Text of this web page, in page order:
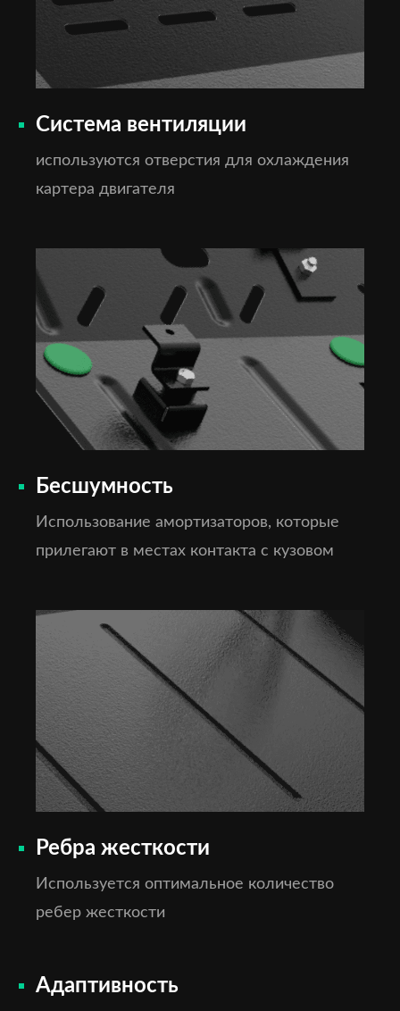
Система вентиляции
используются отверстия для охлаждения
картера двигателя
Бесшумность
Использование амортизаторов, которые
прилегают в местах контакта с кузовом
Ребра жесткости
Используется оптимальное количество
ребер жесткости
Адаптивность